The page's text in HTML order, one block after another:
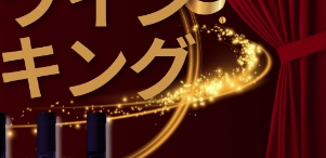
川高地内のマイプ地区に位置し、高品質の土壌、理想的な気候・
ンにあります。海抜750m前後のこの地区で、400ヘクタール以上
岩がむき出しになった土壌が広がり、その中で葡萄の品質が最
ていて、土壌は7ｍと深く、様々な土質が見られる不均一なテロ
かで、相対的に湿度が低く熱中症になりにくいという、農業に
が果実の品質と健全性に優れた葡萄畑に表れています。